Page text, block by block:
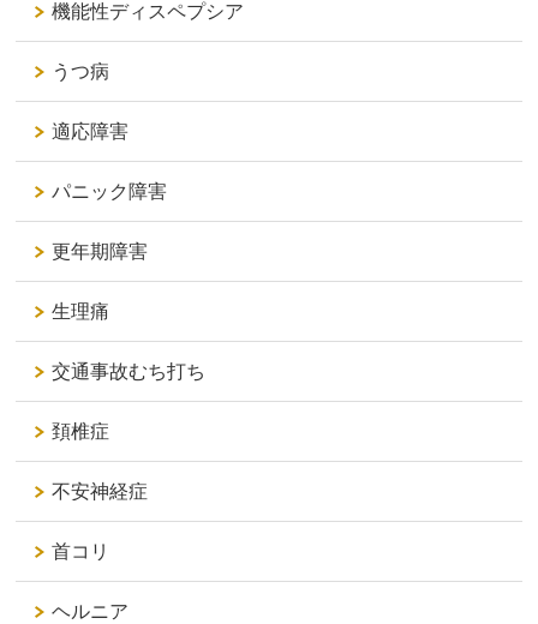
機能性ディスペプシア
うつ病
適応障害
パニック障害
更年期障害
生理痛
交通事故むち打ち
頚椎症
不安神経症
首コリ
ヘルニア